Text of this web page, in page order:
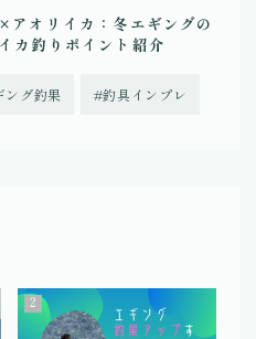
アオリイカ：冬エギングの
カ釣りポイント紹介
ング釣果 釣具インプレ